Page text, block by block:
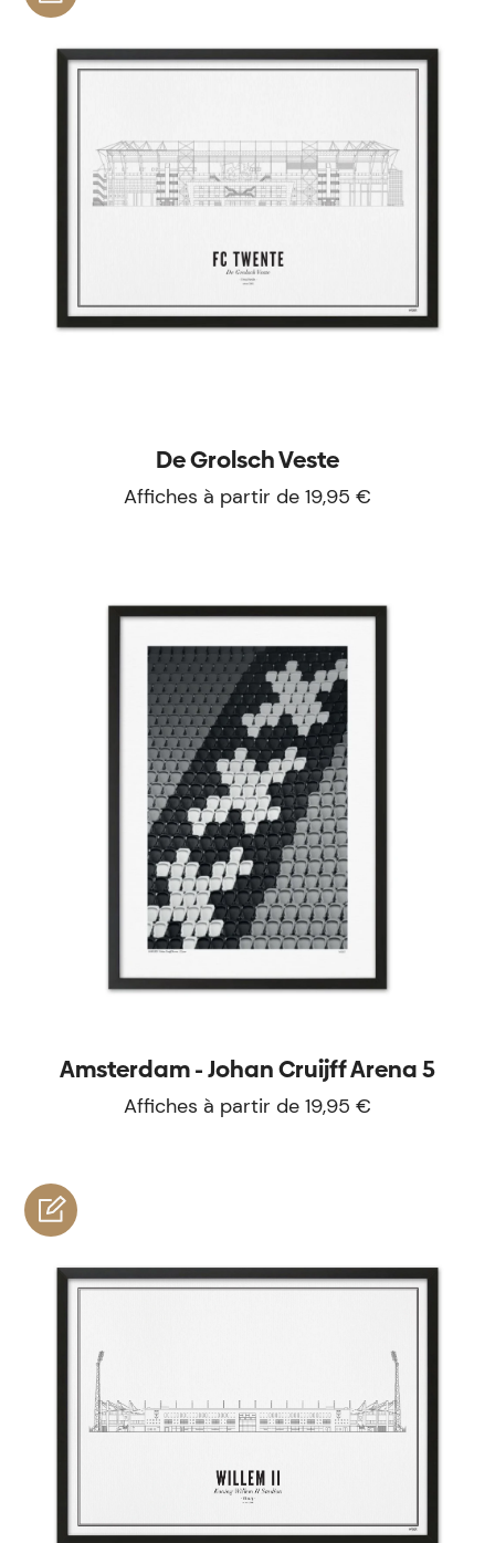
De Grolsch Veste
Affiches à partir de 19,95 €
Amsterdam - Johan Cruijff Arena 5
Affiches à partir de 19,95 €